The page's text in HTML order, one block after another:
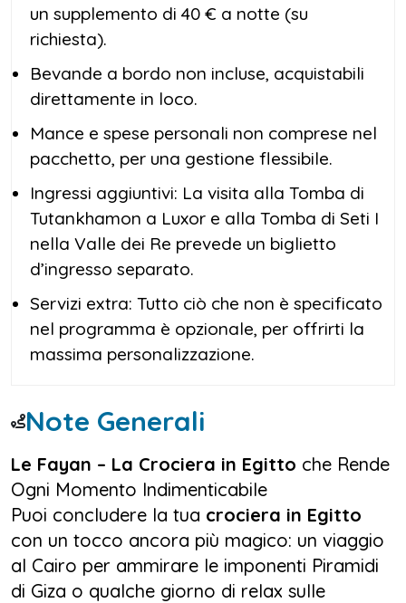
un supplemento di 40 € a notte (su
richiesta).
Bevande a bordo non incluse, acquistabili
direttamente in loco.
Mance e spese personali non comprese nel
pacchetto, per una gestione flessibile.
Ingressi aggiuntivi: La visita alla Tomba di
Tutankhamon a Luxor e alla Tomba di Seti I
nella Valle dei Re prevede un biglietto
d’ingresso separato.
Servizi extra: Tutto ciò che non è specificato
nel programma è opzionale, per offrirti la
massima personalizzazione.
Note Generali
Le Fayan – La Crociera in Egitto che Rende
Ogni Momento Indimenticabile
Puoi concludere la tua crociera in Egitto
con un tocco ancora più magico: un viaggio
al Cairo per ammirare le imponenti Piramidi
di Giza o qualche giorno di relax sulle